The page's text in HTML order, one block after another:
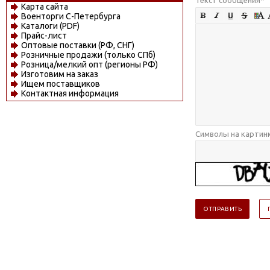
Карта сайта
Военторги С-Петербурга
Каталоги (PDF)
Прайс-лист
Оптовые поставки (РФ, СНГ)
Розничные продажи (только СПб)
Розница/мелкий опт (регионы РФ)
Изготовим на заказ
Ищем поставщиков
Контактная информация
Символы на